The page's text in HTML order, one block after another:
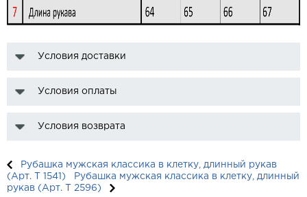
Условия доставки
Условия оплаты
Условия возврата
Рубашка мужская классика в клетку, длинный рукав
(Арт. T 1541)
Рубашка мужская классика в клетку, длинный
рукав (Арт. T 2596)